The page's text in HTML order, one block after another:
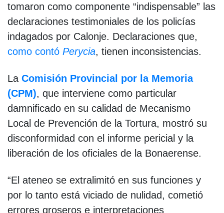
tomaron como componente “indispensable” las
declaraciones testimoniales de los policías
indagados por Calonje. Declaraciones que,
como contó Perycia, tienen inconsistencias.
La Comisión Provincial por la Memoria
(CPM), que interviene como particular
damnificado en su calidad de Mecanismo
Local de Prevención de la Tortura, mostró su
disconformidad con el informe pericial y la
liberación de los oficiales de la Bonaerense.
“El ateneo se extralimitó en sus funciones y
por lo tanto está viciado de nulidad, cometió
errores groseros e interpretaciones